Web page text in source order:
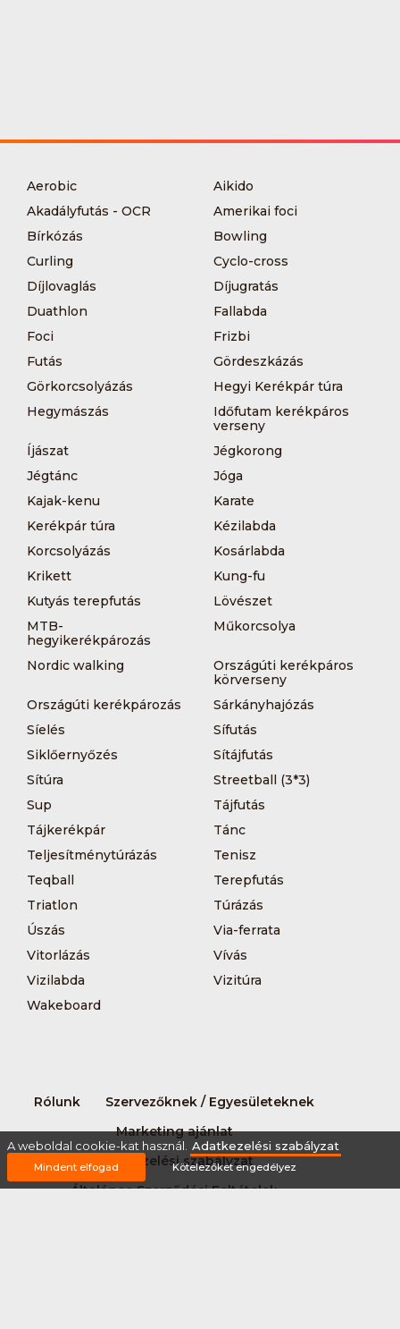
Aerobic
Aikido
Akadályfutás - OCR
Amerikai foci
Bírkózás
Bowling
Curling
Cyclo-cross
Díjlovaglás
Díjugratás
Duathlon
Fallabda
Foci
Frizbi
Futás
Gördeszkázás
Görkorcsolyázás
Hegyi Kerékpár túra
Hegymászás
Időfutam kerékpáros
verseny
Íjászat
Jégkorong
Jégtánc
Jóga
Kajak-kenu
Karate
Kerékpár túra
Kézilabda
Korcsolyázás
Kosárlabda
Krikett
Kung-fu
Kutyás terepfutás
Lövészet
MTB-
hegyikerékpározás
Műkorcsolya
Nordic walking
Országúti kerékpáros
körverseny
Országúti kerékpározás
Sárkányhajózás
Síelés
Sífutás
Siklőernyőzés
Sítájfutás
Sítúra
Streetball (3*3)
Sup
Tájfutás
Tájkerékpár
Tánc
Teljesítménytúrázás
Tenisz
Teqball
Terepfutás
Triatlon
Túrázás
Úszás
Via-ferrata
Vitorlázás
Vívás
Vizilabda
Vizitúra
Wakeboard
Rólunk
Szervezőknek / Egyesületeknek
Marketing ajánlat
Adatkezelési szabályzat
Általános Szerződési Feltételek
A weboldal cookie-kat használ. Adatkezelési szabályzat
Mindent elfogad Kötelezőket engedélyez